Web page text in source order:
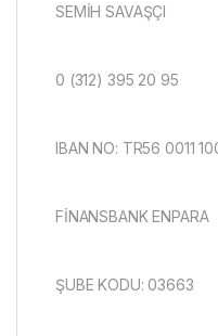
SEMİH SAVAŞÇI
0 (312) 395 20 95
IBAN NO: TR56 0011
FİNANSBANK ENPARA
ŞUBE KODU: 03663